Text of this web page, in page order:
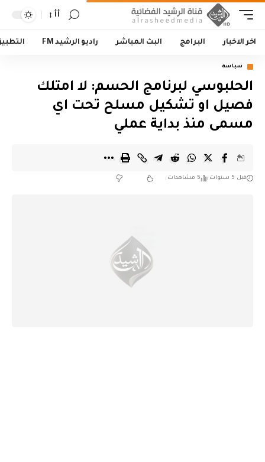
أأ
اخر الاخبار البرامج البث المباشر راديو الرشيد FM
سياسة
الحلبوسي لبرنامج الحسم: لا امتلك
فصيل او تشكيل مسلح تحت اي
مسمى منذ بداية عملي
قبل 5 سنوات 5 مشاهدات